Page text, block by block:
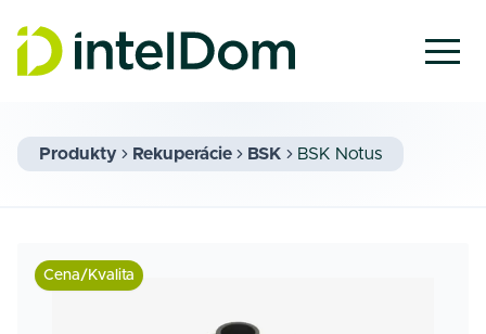
Produkty Rekuperácie BSK BSK Notus
Cena/Kvalita